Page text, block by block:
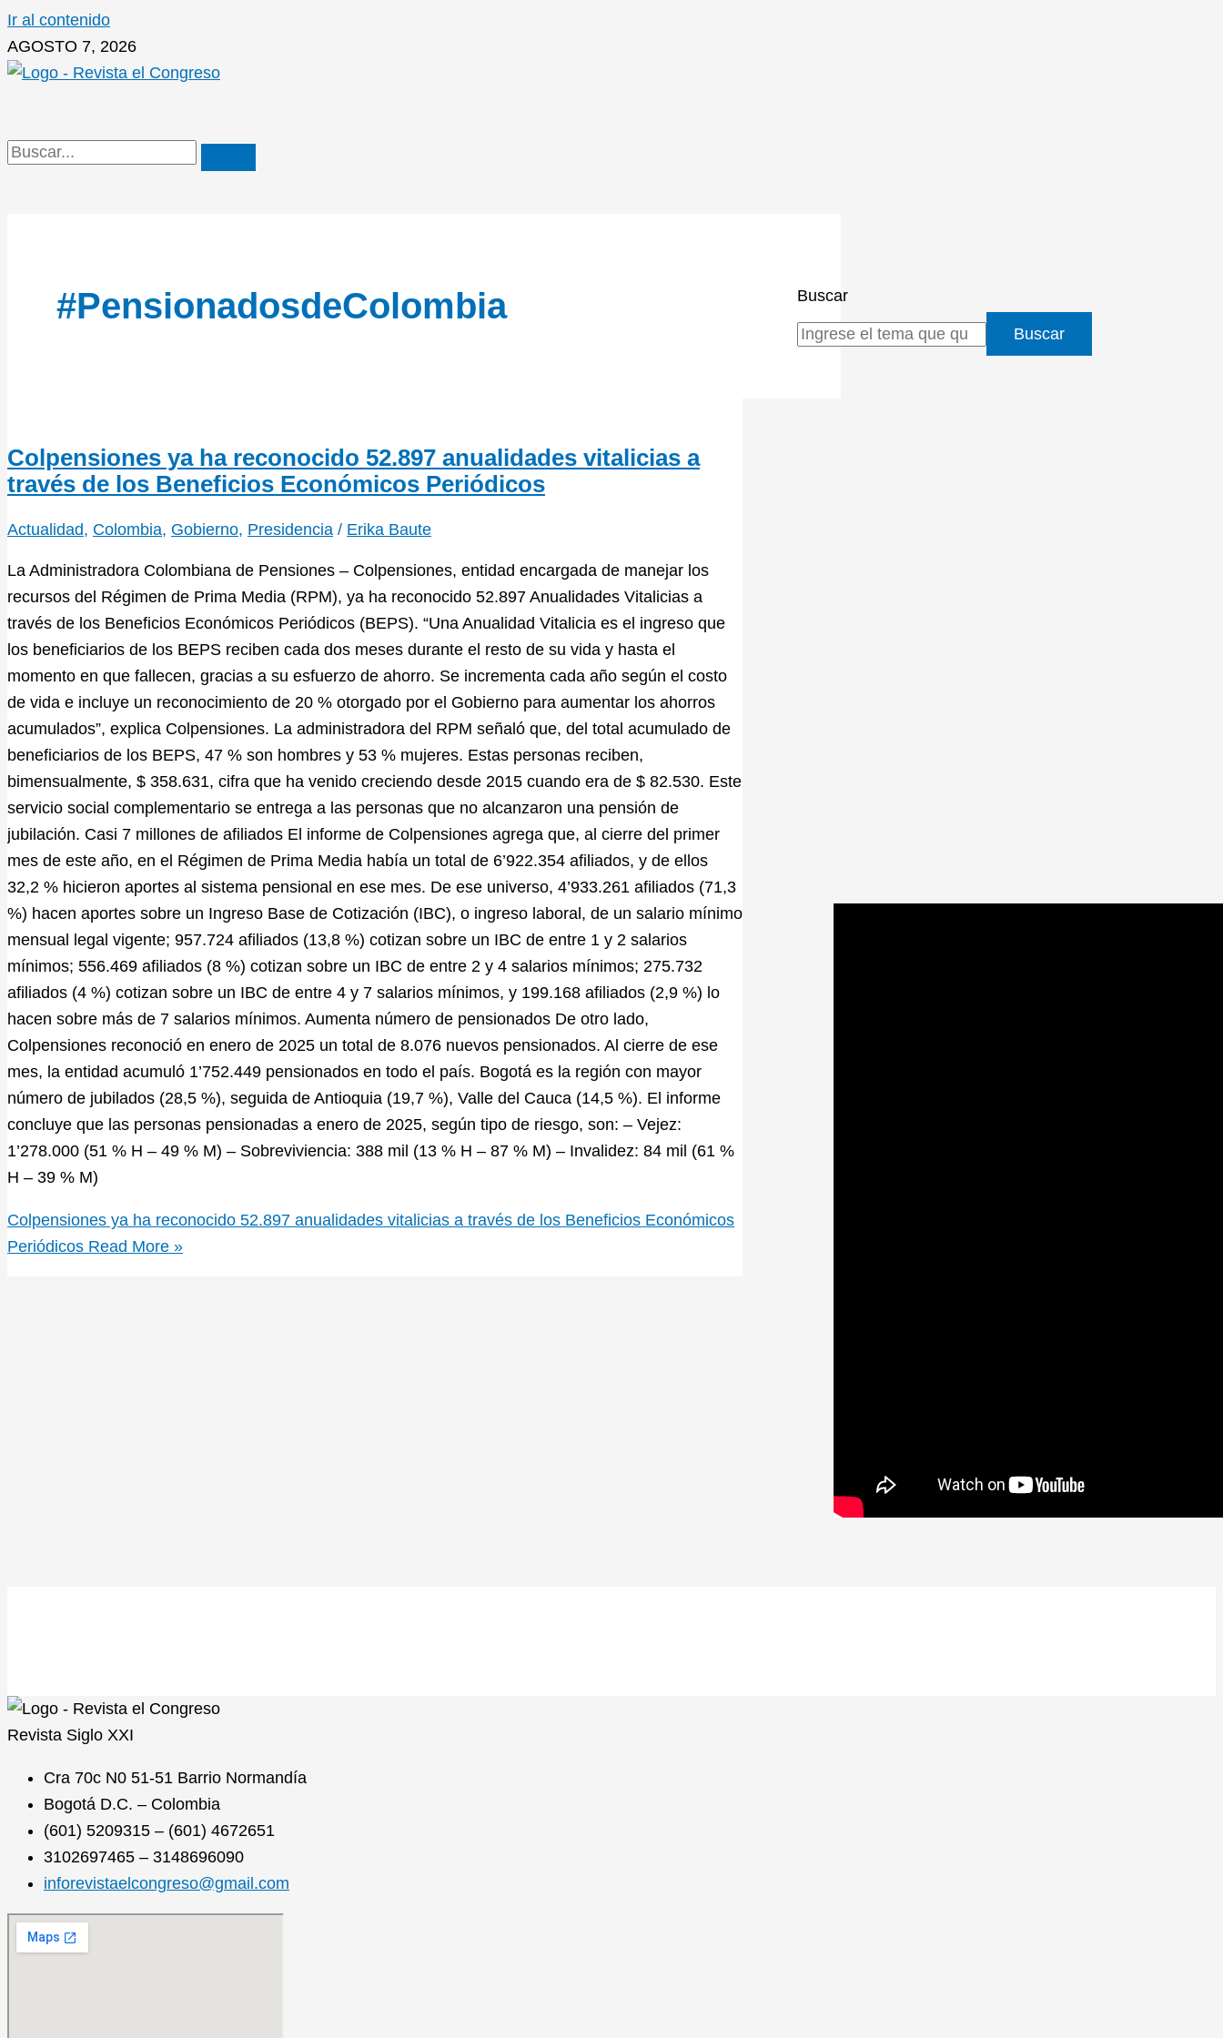
Ir al contenido
AGOSTO 7, 2026
#PensionadosdeColombia
Colpensiones ya ha reconocido 52.897 anualidades vitalicias a
través de los Beneficios Económicos Periódicos
Actualidad, Colombia, Gobierno, Presidencia / Erika Baute
La Administradora Colombiana de Pensiones – Colpensiones, entidad encargada de manejar los
recursos del Régimen de Prima Media (RPM), ya ha reconocido 52.897 Anualidades Vitalicias a
través de los Beneficios Económicos Periódicos (BEPS). “Una Anualidad Vitalicia es el ingreso que
los beneficiarios de los BEPS reciben cada dos meses durante el resto de su vida y hasta el
momento en que fallecen, gracias a su esfuerzo de ahorro. Se incrementa cada año según el costo
de vida e incluye un reconocimiento de 20 % otorgado por el Gobierno para aumentar los ahorros
acumulados”, explica Colpensiones. La administradora del RPM señaló que, del total acumulado de
beneficiarios de los BEPS, 47 % son hombres y 53 % mujeres. Estas personas reciben,
bimensualmente, $ 358.631, cifra que ha venido creciendo desde 2015 cuando era de $ 82.530. Este
servicio social complementario se entrega a las personas que no alcanzaron una pensión de
jubilación. Casi 7 millones de afiliados El informe de Colpensiones agrega que, al cierre del primer
mes de este año, en el Régimen de Prima Media había un total de 6’922.354 afiliados, y de ellos
32,2 % hicieron aportes al sistema pensional en ese mes. De ese universo, 4’933.261 afiliados (71,3
%) hacen aportes sobre un Ingreso Base de Cotización (IBC), o ingreso laboral, de un salario mínimo
mensual legal vigente; 957.724 afiliados (13,8 %) cotizan sobre un IBC de entre 1 y 2 salarios
mínimos; 556.469 afiliados (8 %) cotizan sobre un IBC de entre 2 y 4 salarios mínimos; 275.732
afiliados (4 %) cotizan sobre un IBC de entre 4 y 7 salarios mínimos, y 199.168 afiliados (2,9 %) lo
hacen sobre más de 7 salarios mínimos. Aumenta número de pensionados De otro lado,
Colpensiones reconoció en enero de 2025 un total de 8.076 nuevos pensionados. Al cierre de ese
mes, la entidad acumuló 1’752.449 pensionados en todo el país. Bogotá es la región con mayor
número de jubilados (28,5 %), seguida de Antioquia (19,7 %), Valle del Cauca (14,5 %). El informe
concluye que las personas pensionadas a enero de 2025, según tipo de riesgo, son: – Vejez:
1’278.000 (51 % H – 49 % M) – Sobreviviencia: 388 mil (13 % H – 87 % M) – Invalidez: 84 mil (61 %
H – 39 % M)
Colpensiones ya ha reconocido 52.897 anualidades vitalicias a través de los Beneficios Económicos
Periódicos Read More »
Buscar
Buscar
Revista Siglo XXI
Cra 70c N0 51-51 Barrio Normandía
Bogotá D.C. – Colombia
(601) 5209315 – (601) 4672651
3102697465 – 3148696090
inforevistaelcongreso@gmail.com